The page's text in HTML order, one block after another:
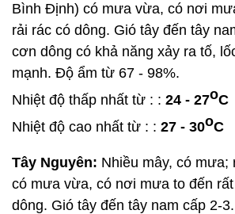
Bình Định) có mưa vừa, có nơi
rải rác có dông. Gió tây đến tây
cơn dông có khả năng xảy ra tố,
mạnh. Độ ẩm từ 67 - 98%.
Nhiệt độ thấp nhất từ : : 24 - 27oC
Nhiệt độ cao nhất từ : : 27 - 30oC
Tây Nguyên: Nhiều mây, có mưa;
có mưa vừa, có nơi mưa to đến
dông. Gió tây đến tây nam cấp 2-